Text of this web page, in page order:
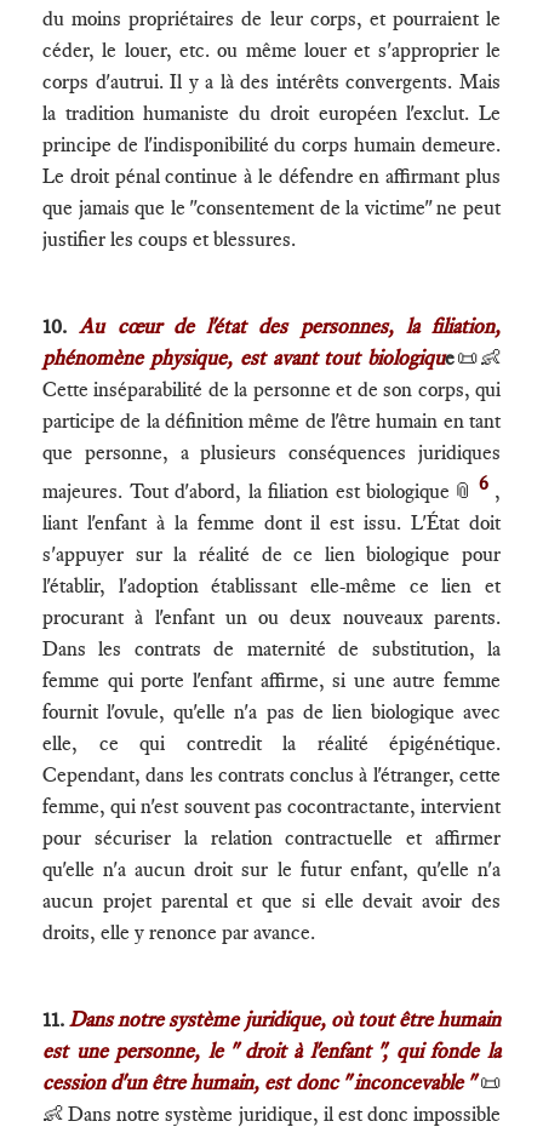
du moins propriétaires de leur corps, et pourraient le
céder, le louer, etc. ou même louer et s'approprier le
corps d'autrui. Il y a là des intérêts convergents. Mais
la tradition humaniste du droit européen l'exclut. Le
principe de l'indisponibilité du corps humain demeure.
Le droit pénal continue à le défendre en affirmant plus
que jamais que le "consentement de la victime" ne peut
justifier les coups et blessures.
10.Au cœur de l'état des personnes, la filiation,
phénomène physique, est avant tout biologique📜👶
Cette inséparabilité de la personne et de son corps, qui
participe de la définition même de l'être humain en tant
que personne, a plusieurs conséquences juridiques
majeures. Tout d'abord, la filiation est biologique 📎 6 ,
liant l'enfant à la femme dont il est issu. L'État doit
s'appuyer sur la réalité de ce lien biologique pour
l'établir, l'adoption établissant elle-même ce lien et
procurant à l'enfant un ou deux nouveaux parents.
Dans les contrats de maternité de substitution, la
femme qui porte l'enfant affirme, si une autre femme
fournit l'ovule, qu'elle n'a pas de lien biologique avec
elle, ce qui contredit la réalité épigénétique.
Cependant, dans les contrats conclus à l'étranger, cette
femme, qui n'est souvent pas cocontractante, intervient
pour sécuriser la relation contractuelle et affirmer
qu'elle n'a aucun droit sur le futur enfant, qu'elle n'a
aucun projet parental et que si elle devait avoir des
droits, elle y renonce par avance.
11.Dans notre système juridique, où tout être humain
est une personne, le " droit à l'enfant ", qui fonde la
cession d'un être humain, est donc " inconcevable "📜
👶 Dans notre système juridique, il est donc impossible